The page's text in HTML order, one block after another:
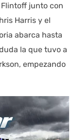
junto con
Harris y el
abarca hasta
la que tuvo a
empezando